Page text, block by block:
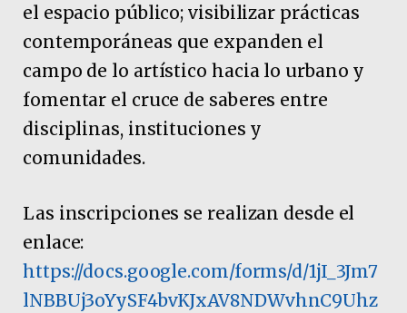
el espacio público; visibilizar prácticas
contemporáneas que expanden el
campo de lo artístico hacia lo urbano y
fomentar el cruce de saberes entre
disciplinas, instituciones y
comunidades.
Las inscripciones se realizan desde el
enlace:
https://docs.google.com/forms/d/1jI_3Jm7
lNBBUj3oYySF4bvKJxAV8NDWvhnC9Uhz